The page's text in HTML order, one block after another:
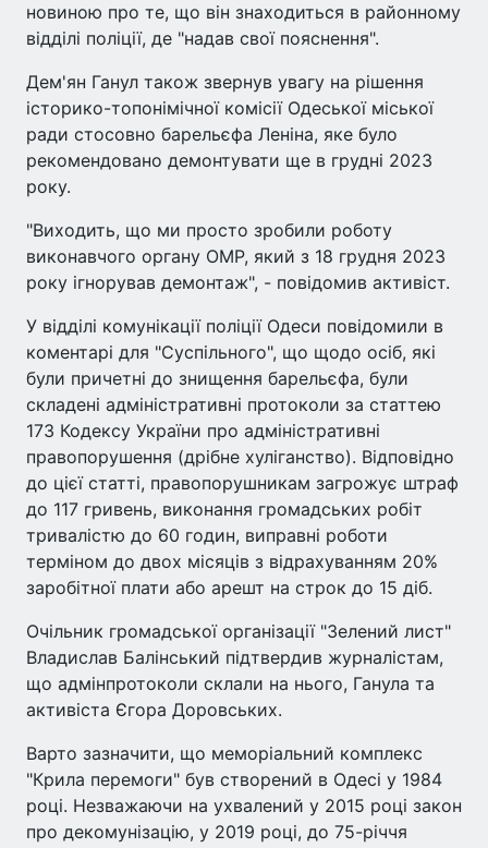
новиною про те, що він знаходиться в районному
відділі поліції, де "надав свої пояснення".
Дем'ян Ганул також звернув увагу на рішення
історико-топонімічної комісії Одеської міської
ради стосовно барельєфа Леніна, яке було
рекомендовано демонтувати ще в грудні 2023
року.
"Виходить, що ми просто зробили роботу
виконавчого органу ОМР, який з 18 грудня 2023
року ігнорував демонтаж", - повідомив активіст.
У відділі комунікації поліції Одеси повідомили в
коментарі для "Суспільного", що щодо осіб, які
були причетні до знищення барельєфа, були
складені адміністративні протоколи за статтею
173 Кодексу України про адміністративні
правопорушення (дрібне хуліганство). Відповідно
до цієї статті, правопорушникам загрожує штраф
до 117 гривень, виконання громадських робіт
тривалістю до 60 годин, виправні роботи
терміном до двох місяців з відрахуванням 20%
заробітної плати або арешт на строк до 15 діб.
Очільник громадської організації "Зелений лист"
Владислав Балінський підтвердив журналістам,
що адмінпротоколи склали на нього, Ганула та
активіста Єгора Доровських.
Варто зазначити, що меморіальний комплекс
"Крила перемоги" був створений в Одесі у 1984
році. Незважаючи на ухвалений у 2015 році закон
про декомунізацію, у 2019 році, до 75-річчя